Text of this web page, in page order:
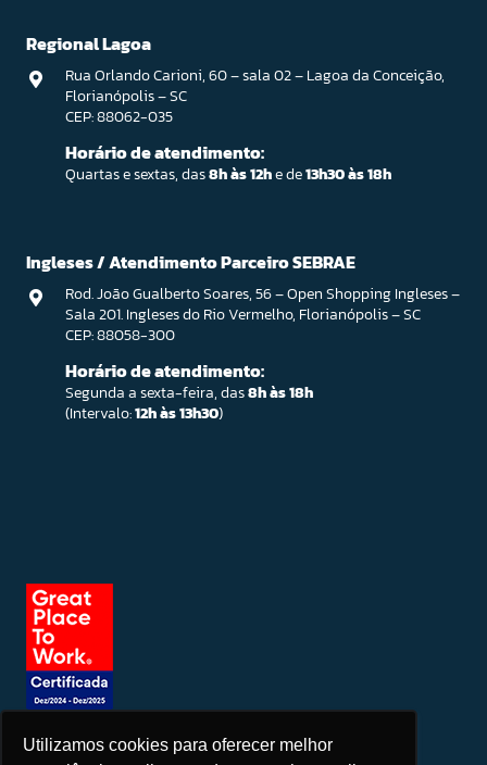
Utilizamos cookies para oferecer melhor
Regional Lagoa
Rua Orlando Carioni, 60 – sala 02 – Lagoa da Conceição,
Florianópolis – SC
CEP: 88062-035
Horário de atendimento:
Quartas e sextas, das8h às 12he de13h30 às 18h
Ingleses / Atendimento Parceiro SEBRAE
Rod. João Gualberto Soares, 56 – Open Shopping Ingleses –
Sala 201. Ingleses do Rio Vermelho, Florianópolis – SC
CEP: 88058-300
Horário de atendimento:
Segunda a sexta-feira, das8h às 18h
(Intervalo:12h às 13h30)